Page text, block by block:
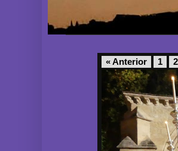
« Anterior 1 2